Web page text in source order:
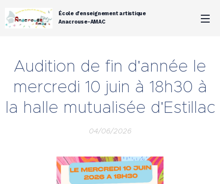
École d'enseignement artistique
Anacrouse-AMAC
Audition de fin d'année le
mercredi 10 juin à 18h30 à
la halle mutualisée d'Estillac
04/06/2026